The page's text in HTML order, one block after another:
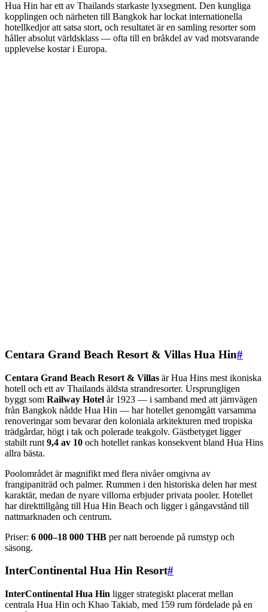
Hua Hin har ett av Thailands starkaste lyxsegment. Den kungliga
kopplingen och närheten till Bangkok har lockat internationella
hotellkedjor att satsa stort, och resultatet är en samling resorter som
håller absolut världsklass — ofta till en bråkdel av vad motsvarande
upplevelse kostar i Europa.
Centara Grand Beach Resort & Villas Hua Hin#
Centara Grand Beach Resort & Villas är Hua Hins mest ikoniska
hotell och ett av Thailands äldsta strandresorter. Ursprungligen
byggt som Railway Hotel år 1923 — i samband med att järnvägen
från Bangkok nådde Hua Hin — har hotellet genomgått varsamma
renoveringar som bevarar den koloniala arkitekturen med tropiska
trädgårdar, högt i tak och polerade teakgolv. Gästbetyget ligger
stabilt runt 9,4 av 10 och hotellet rankas konsekvent bland Hua Hins
allra bästa.
Poolområdet är magnifikt med flera nivåer omgivna av
frangipaniträd och palmer. Rummen i den historiska delen har mest
karaktär, medan de nyare villorna erbjuder privata pooler. Hotellet
har direkttillgång till Hua Hin Beach och ligger i gångavstånd till
nattmarknaden och centrum.
Priser: 6 000–18 000 THB per natt beroende på rumstyp och
säsong.
InterContinental Hua Hin Resort#
InterContinental Hua Hin ligger strategiskt placerat mellan
centrala Hua Hin och Khao Takiab, med 159 rum fördelade på en